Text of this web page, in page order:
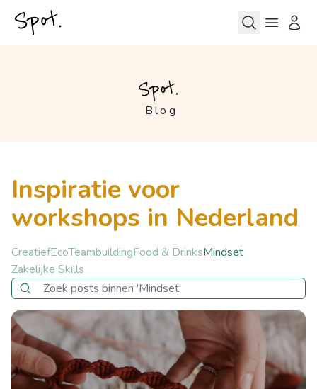
Blog
Inspiratie voor
workshops in Nederland
CreatiefEcoTeambuildingFood & DrinksMindset
Zakelijke Skills